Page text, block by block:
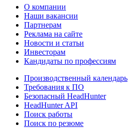
О компании
Наши вакансии
Партнерам
Реклама на сайте
Новости и статьи
Инвесторам
Кандидаты по профессиям
Производственный календарь
Требования к ПО
Безопасный HeadHunter
HeadHunter API
Поиск работы
Поиск по резюме